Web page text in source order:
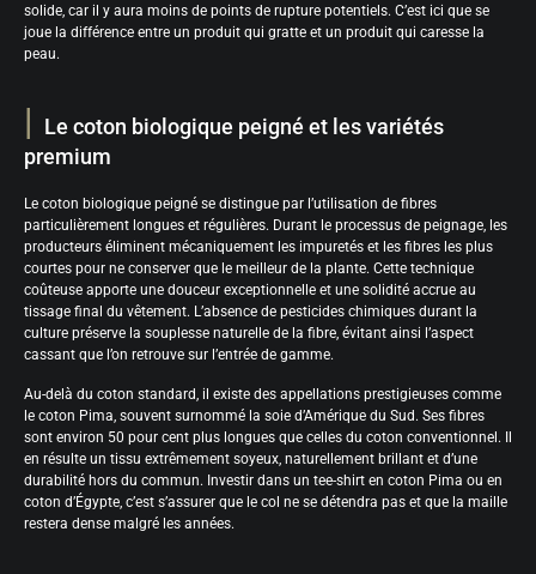
solide, car il y aura moins de points de rupture potentiels. C’est ici que se
joue la différence entre un produit qui gratte et un produit qui caresse la
peau.
Le coton biologique peigné et les variétés
premium
Le coton biologique peigné se distingue par l’utilisation de fibres
particulièrement longues et régulières. Durant le processus de peignage, les
producteurs éliminent mécaniquement les impuretés et les fibres les plus
courtes pour ne conserver que le meilleur de la plante. Cette technique
coûteuse apporte une douceur exceptionnelle et une solidité accrue au
tissage final du vêtement. L’absence de pesticides chimiques durant la
culture préserve la souplesse naturelle de la fibre, évitant ainsi l’aspect
cassant que l’on retrouve sur l’entrée de gamme.
Au-delà du coton standard, il existe des appellations prestigieuses comme
le coton Pima, souvent surnommé la soie d’Amérique du Sud. Ses fibres
sont environ 50 pour cent plus longues que celles du coton conventionnel. Il
en résulte un tissu extrêmement soyeux, naturellement brillant et d’une
durabilité hors du commun. Investir dans un tee-shirt en coton Pima ou en
coton d’Égypte, c’est s’assurer que le col ne se détendra pas et que la maille
restera dense malgré les années.